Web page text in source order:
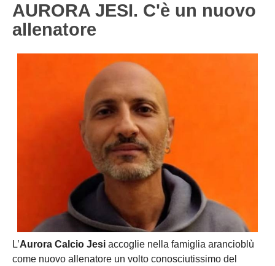
AURORA JESI. C'è un nuovo
allenatore
L’Aurora Calcio Jesi accoglie nella famiglia arancioblù
come nuovo allenatore un volto conosciutissimo del